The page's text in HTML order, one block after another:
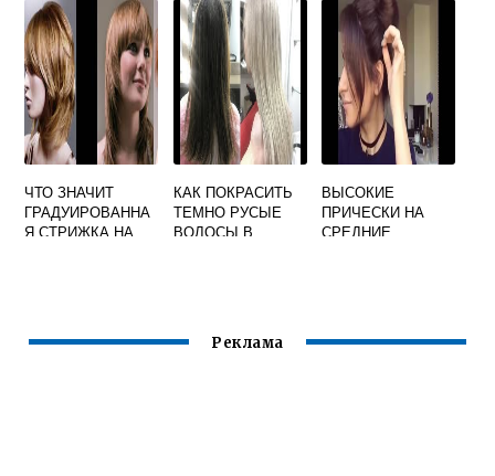
ДОМАШНИХ
УСЛОВИЯХ
ОТЗЫВЫ
ЧТО ЗНАЧИТ
ГРАДУИРОВАННА
Я СТРИЖКА НА
КАК ПОКРАСИТЬ
ТЕМНО РУСЫЕ
ВОЛОСЫ В
ВЫСОКИЕ
ПРИЧЕСКИ НА
СРЕДНИЕ
Реклама